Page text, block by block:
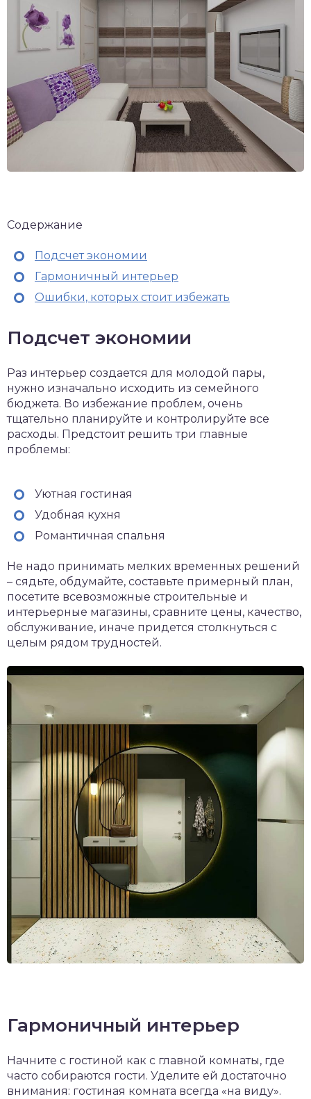
Содержание
Подсчет экономии
Гармоничный интерьер
Ошибки, которых стоит избежать
Подсчет экономии
Раз интерьер создается для молодой пары,
нужно изначально исходить из семейного
бюджета. Во избежание проблем, очень
тщательно планируйте и контролируйте все
расходы. Предстоит решить три главные
проблемы:
Уютная гостиная
Удобная кухня
Романтичная спальня
Не надо принимать мелких временных решений
– сядьте, обдумайте, составьте примерный план,
посетите всевозможные строительные и
интерьерные магазины, сравните цены, качество,
обслуживание, иначе придется столкнуться с
целым рядом трудностей.
Гармоничный интерьер
Начните с гостиной как с главной комнаты, где
часто собираются гости. Уделите ей достаточно
внимания: гостиная комната всегда «на виду».